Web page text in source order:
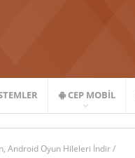
CEP MOBIL
, Android Oyun Hileleri İndir/